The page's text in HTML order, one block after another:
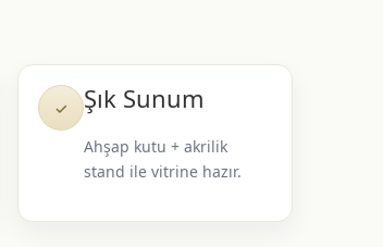
✓ Şık Sunum
Ahşap kutu + akrilik
stand ile vitrine hazır.